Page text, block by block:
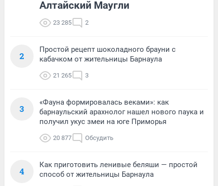
Алтайский Маугли
23 285 2
2
Простой рецепт шоколадного брауни с
кабачком от жительницы Барнаула
21 265 3
3
«Фауна формировалась веками»: как
барнаульский арахнолог нашел нового паука и
получил укус змеи на юге Приморья
20 877 Обсудить
4
Как приготовить ленивые беляши — простой
способ от жительницы Барнаула